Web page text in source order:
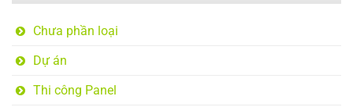
Chưa phần loại
Dự án
Thi công Panel